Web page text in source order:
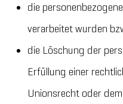
die
verarbeitet wurden
die Löschung der
Erfüllung einer
Unionsrecht oder